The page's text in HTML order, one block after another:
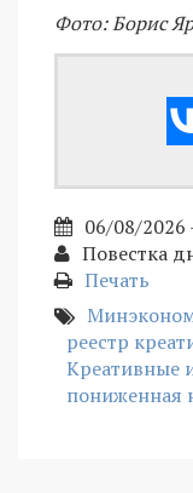
Фото: Борис
06/08/2026
Повестка
Печать
реестр
Креативные
пониженная